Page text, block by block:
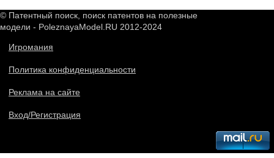
© Патентный поиск, поиск патентов на полезные
модели - PoleznayaModel.RU 2012-2024
Игромания
Политика конфиденциальности
Реклама на сайте
Вход/Регистрация